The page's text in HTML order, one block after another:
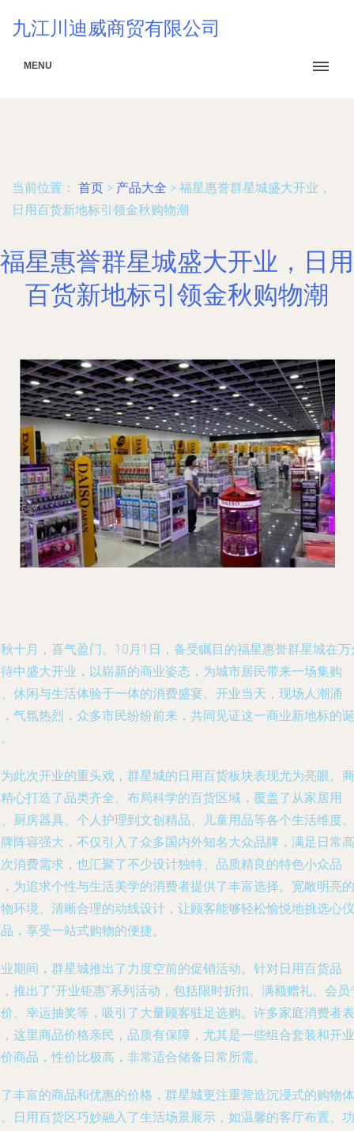
九江川迪威商贸有限公司
MENU
当前位置： 首页 > 产品大全 > 福星惠誉群星城盛大开业，
日用百货新地标引领金秋购物潮
福星惠誉群星城盛大开业，日用
百货新地标引领金秋购物潮
十月，喜气盈门。10月1日，备受瞩目的福星惠誉群星城在万
中盛大开业，以崭新的商业姿态，为城市居民带来一场集购
休闲与生活体验于一体的消费盛宴。开业当天，现场人潮涌
气氛热烈，众多市民纷纷前来，共同见证这一商业新地标的诞
此次开业的重头戏，群星城的日用百货板块表现尤为亮眼。商
心打造了品类齐全、布局科学的百货区域，覆盖了从家居用
厨房器具、个人护理到文创精品、儿童用品等各个生活维度。
阵容强大，不仅引入了众多国内外知名大众品牌，满足日常高
消费需求，也汇聚了不少设计独特、品质精良的特色小众品
为追求个性与生活美学的消费者提供了丰富选择。宽敞明亮的
环境、清晰合理的动线设计，让顾客能够轻松愉悦地挑选心仪
，享受一站式购物的便捷。
期间，群星城推出了力度空前的促销活动。针对日用百货品
推出了“开业钜惠”系列活动，包括限时折扣、满额赠礼、会员
、幸运抽奖等，吸引了大量顾客驻足选购。许多家庭消费者表
这里商品价格亲民，品质有保障，尤其是一些组合套装和开业
商品，性价比极高，非常适合储备日常所需。
丰富的商品和优惠的价格，群星城更注重营造沉浸式的购物体
日用百货区巧妙融入了生活场景展示，如温馨的客厅布置、功